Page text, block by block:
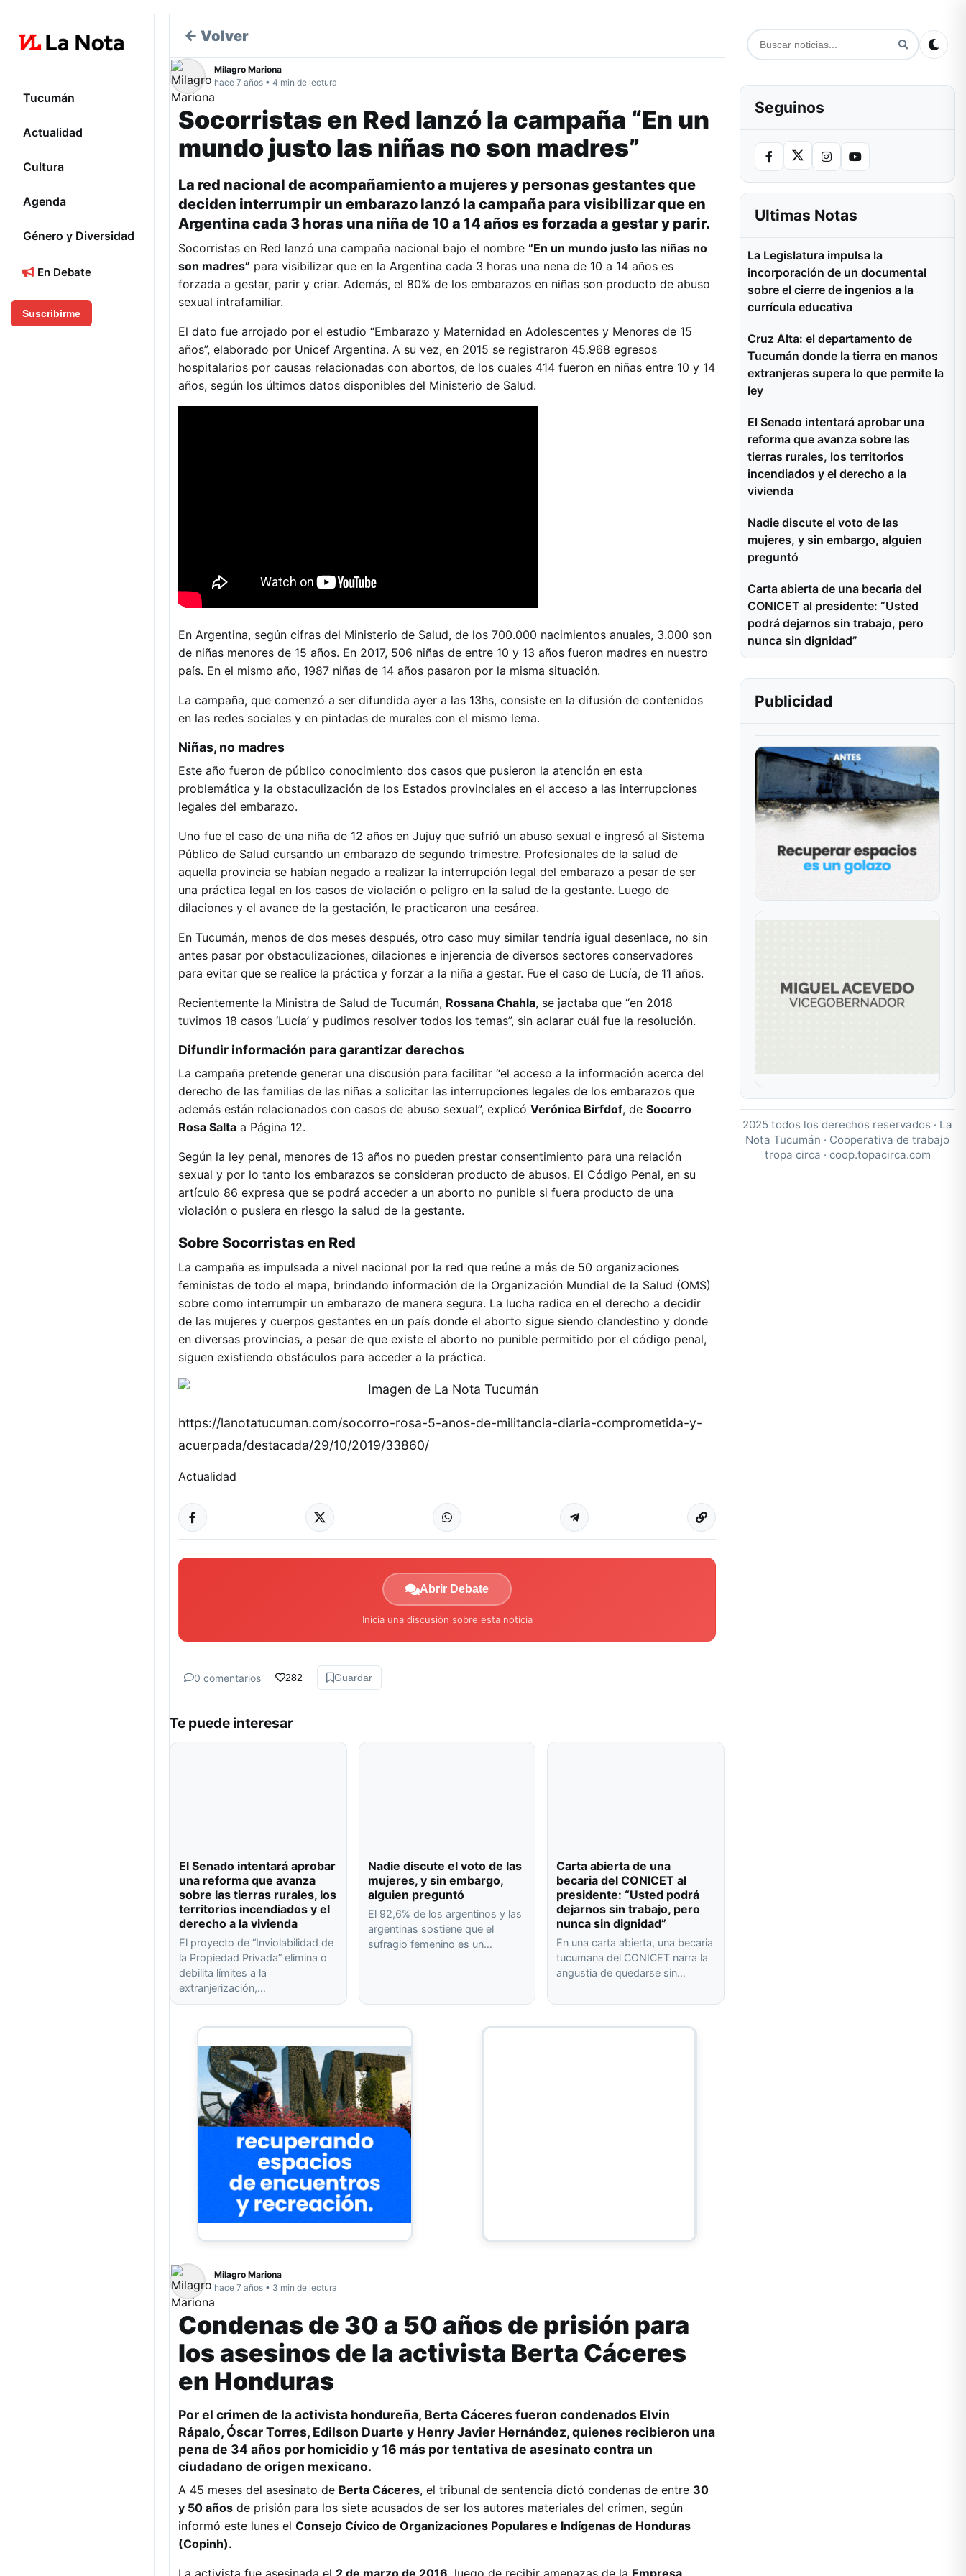
Tucumán
Actualidad
Cultura
Agenda
Género y Diversidad
En Debate
Suscribirme
← Volver
Milagro Mariona
hace 7 años • 4 min de lectura
Socorristas en Red lanzó la campaña “En un
mundo justo las niñas no son madres”
La red nacional de acompañamiento a mujeres y personas gestantes que
deciden interrumpir un embarazo lanzó la campaña para visibilizar que en
Argentina cada 3 horas una niña de 10 a 14 años es forzada a gestar y parir.
Socorristas en Red lanzó una campaña nacional bajo el nombre “En un mundo justo las niñas no
son madres” para visibilizar que en la Argentina cada 3 horas una nena de 10 a 14 años es
forzada a gestar, parir y criar. Además, el 80% de los embarazos en niñas son producto de abuso
sexual intrafamiliar.
El dato fue arrojado por el estudio “Embarazo y Maternidad en Adolescentes y Menores de 15
años”, elaborado por Unicef Argentina. A su vez, en 2015 se registraron 45.968 egresos
hospitalarios por causas relacionadas con abortos, de los cuales 414 fueron en niñas entre 10 y 14
años, según los últimos datos disponibles del Ministerio de Salud.
En Argentina, según cifras del Ministerio de Salud, de los 700.000 nacimientos anuales, 3.000 son
de niñas menores de 15 años. En 2017, 506 niñas de entre 10 y 13 años fueron madres en nuestro
país. En el mismo año, 1987 niñas de 14 años pasaron por la misma situación.
La campaña, que comenzó a ser difundida ayer a las 13hs, consiste en la difusión de contenidos
en las redes sociales y en pintadas de murales con el mismo lema.
Niñas, no madres
Este año fueron de público conocimiento dos casos que pusieron la atención en esta
problemática y la obstaculización de los Estados provinciales en el acceso a las interrupciones
legales del embarazo.
Uno fue el caso de una niña de 12 años en Jujuy que sufrió un abuso sexual e ingresó al Sistema
Público de Salud cursando un embarazo de segundo trimestre. Profesionales de la salud de
aquella provincia se habían negado a realizar la interrupción legal del embarazo a pesar de ser
una práctica legal en los casos de violación o peligro en la salud de la gestante. Luego de
dilaciones y el avance de la gestación, le practicaron una cesárea.
En Tucumán, menos de dos meses después, otro caso muy similar tendría igual desenlace, no sin
antes pasar por obstaculizaciones, dilaciones e injerencia de diversos sectores conservadores
para evitar que se realice la práctica y forzar a la niña a gestar. Fue el caso de Lucía, de 11 años.
Recientemente la Ministra de Salud de Tucumán, Rossana Chahla, se jactaba que “en 2018
tuvimos 18 casos ‘Lucía’ y pudimos resolver todos los temas”, sin aclarar cuál fue la resolución.
Difundir información para garantizar derechos
La campaña pretende generar una discusión para facilitar “el acceso a la información acerca del
derecho de las familias de las niñas a solicitar las interrupciones legales de los embarazos que
además están relacionados con casos de abuso sexual”, explicó Verónica Birfdof, de Socorro
Rosa Salta a Página 12.
Según la ley penal, menores de 13 años no pueden prestar consentimiento para una relación
sexual y por lo tanto los embarazos se consideran producto de abusos. El Código Penal, en su
artículo 86 expresa que se podrá acceder a un aborto no punible si fuera producto de una
violación o pusiera en riesgo la salud de la gestante.
Sobre Socorristas en Red
La campaña es impulsada a nivel nacional por la red que reúne a más de 50 organizaciones
feministas de todo el mapa, brindando información de la Organización Mundial de la Salud (OMS)
sobre como interrumpir un embarazo de manera segura. La lucha radica en el derecho a decidir
de las mujeres y cuerpos gestantes en un país donde el aborto sigue siendo clandestino y donde
en diversas provincias, a pesar de que existe el aborto no punible permitido por el código penal,
siguen existiendo obstáculos para acceder a la práctica.
https://lanotatucuman.com/socorro-rosa-5-anos-de-militancia-diaria-comprometida-y-
acuerpada/destacada/29/10/2019/33860/
Actualidad
Abrir Debate
Inicia una discusión sobre esta noticia
0 comentarios 282 Guardar
Te puede interesar
El Senado intentará aprobar
una reforma que avanza
sobre las tierras rurales, los
territorios incendiados y el
derecho a la vivienda
El proyecto de “Inviolabilidad de
la Propiedad Privada” elimina o
debilita límites a la
extranjerización,…
Nadie discute el voto de las
mujeres, y sin embargo,
alguien preguntó
El 92,6% de los argentinos y las
argentinas sostiene que el
sufragio femenino es un…
Carta abierta de una
becaria del CONICET al
presidente: “Usted podrá
dejarnos sin trabajo, pero
nunca sin dignidad”
En una carta abierta, una becaria
tucumana del CONICET narra la
angustia de quedarse sin…
Milagro Mariona
hace 7 años • 3 min de lectura
Condenas de 30 a 50 años de prisión para
los asesinos de la activista Berta Cáceres
en Honduras
Por el crimen de la activista hondureña, Berta Cáceres fueron condenados Elvin
Rápalo, Óscar Torres, Edilson Duarte y Henry Javier Hernández, quienes recibieron una
pena de 34 años por homicidio y 16 más por tentativa de asesinato contra un
ciudadano de origen mexicano.
A 45 meses del asesinato de Berta Cáceres, el tribunal de sentencia dictó condenas de entre 30
y 50 años de prisión para los siete acusados de ser los autores materiales del crimen, según
informó este lunes el Consejo Cívico de Organizaciones Populares e Indígenas de Honduras
(Copinh).
Seguinos
Ultimas Notas
La Legislatura impulsa la
incorporación de un documental
sobre el cierre de ingenios a la
currícula educativa
Cruz Alta: el departamento de
Tucumán donde la tierra en manos
extranjeras supera lo que permite la
ley
El Senado intentará aprobar una
reforma que avanza sobre las
tierras rurales, los territorios
incendiados y el derecho a la
vivienda
Nadie discute el voto de las
mujeres, y sin embargo, alguien
preguntó
Carta abierta de una becaria del
CONICET al presidente: “Usted
podrá dejarnos sin trabajo, pero
nunca sin dignidad”
Publicidad
2025 todos los derechos reservados · La
Nota Tucumán · Cooperativa de trabajo
tropa circa · coop.topacirca.com